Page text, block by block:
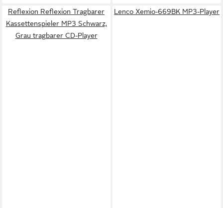
Reflexion Reflexion Tragbarer
Kassettenspieler MP3 Schwarz,
Grau tragbarer CD-Player
Lenco Xemio-669BK MP3-Player